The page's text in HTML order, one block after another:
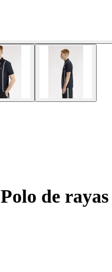
Polo de rayas